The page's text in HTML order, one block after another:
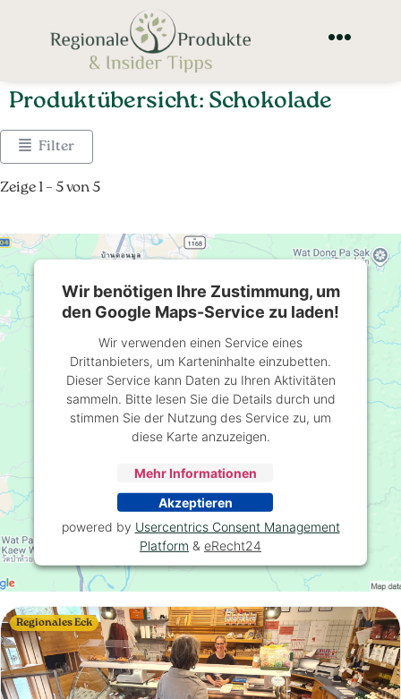
Produktübersicht: Schokolade
Filter
Zeige 1 – 5 von 5
Regionales Eck
Wir benötigen Ihre Zustimmung, um
den Google Maps-Service zu laden!
Wir verwenden einen Service eines
Drittanbieters, um Karteninhalte einzubetten.
Dieser Service kann Daten zu Ihren Aktivitäten
sammeln. Bitte lesen Sie die Details durch und
stimmen Sie der Nutzung des Service zu, um
diese Karte anzuzeigen.
Mehr Informationen
Akzeptieren
powered by Usercentrics Consent Management
Platform & eRecht24